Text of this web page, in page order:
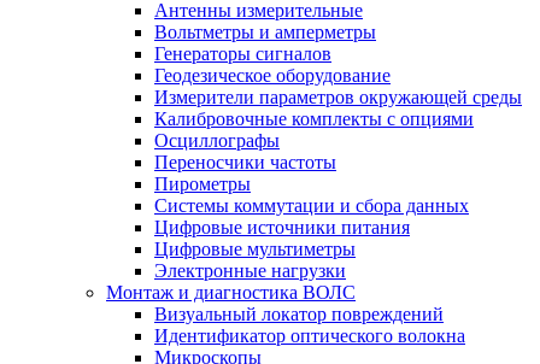
Антенны измерительные
Вольтметры и амперметры
Генераторы сигналов
Геодезическое оборудование
Измерители параметров окружающей среды
Калибровочные комплекты с опциями
Осциллографы
Переносчики частоты
Пирометры
Системы коммутации и сбора данных
Цифровые источники питания
Цифровые мультиметры
Электронные нагрузки
Монтаж и диагностика ВОЛС
Визуальный локатор повреждений
Идентификатор оптического волокна
Микроскопы